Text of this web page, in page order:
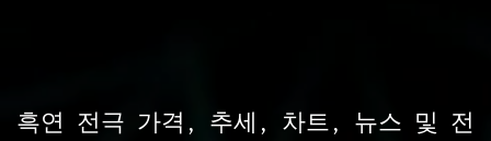
흑연 전극 가격, 추세, 차트, 뉴스 및 전